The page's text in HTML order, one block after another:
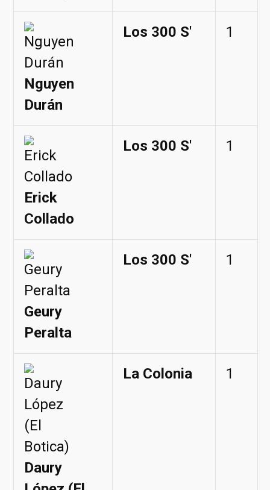
Nguyen
Durán
Los 300 S' 1
Erick
Collado
Los 300 S' 1
Geury
Peralta
Los 300 S' 1
Daury
La Colonia 1